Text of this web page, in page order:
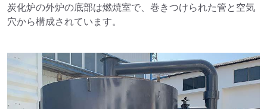
炭化炉の外炉の底部は燃焼室で、巻きつけられた管と空気
穴から構成されています。